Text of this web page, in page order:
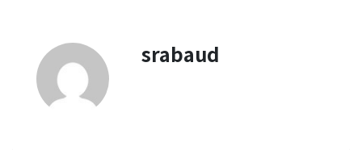
srabaud